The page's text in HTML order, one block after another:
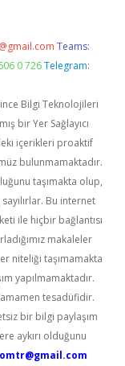
Teams:
0 726 Telegram:
Bilgi Teknolojileri
bir Yer Sağlayıcı
içerikleri proaktif
bulunmamaktadır.
taşımakta olup,
Bu internet
ile hiçbir bağlantısı
makaleler
niteliği taşımamakta
yapılmamaktadır.
tesadüfidir.
bir bilgi paylaşım
aykırı olduğunu